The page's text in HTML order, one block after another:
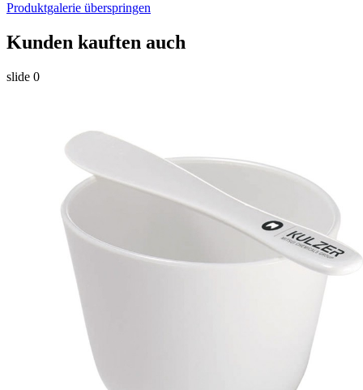
Produktgalerie überspringen
Kunden kauften auch
slide 0